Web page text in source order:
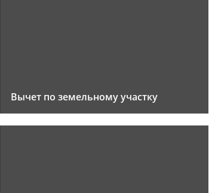
Вычет по земельному участку